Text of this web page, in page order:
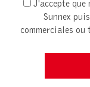
J'accepte que
Sunnex
commerciales ou